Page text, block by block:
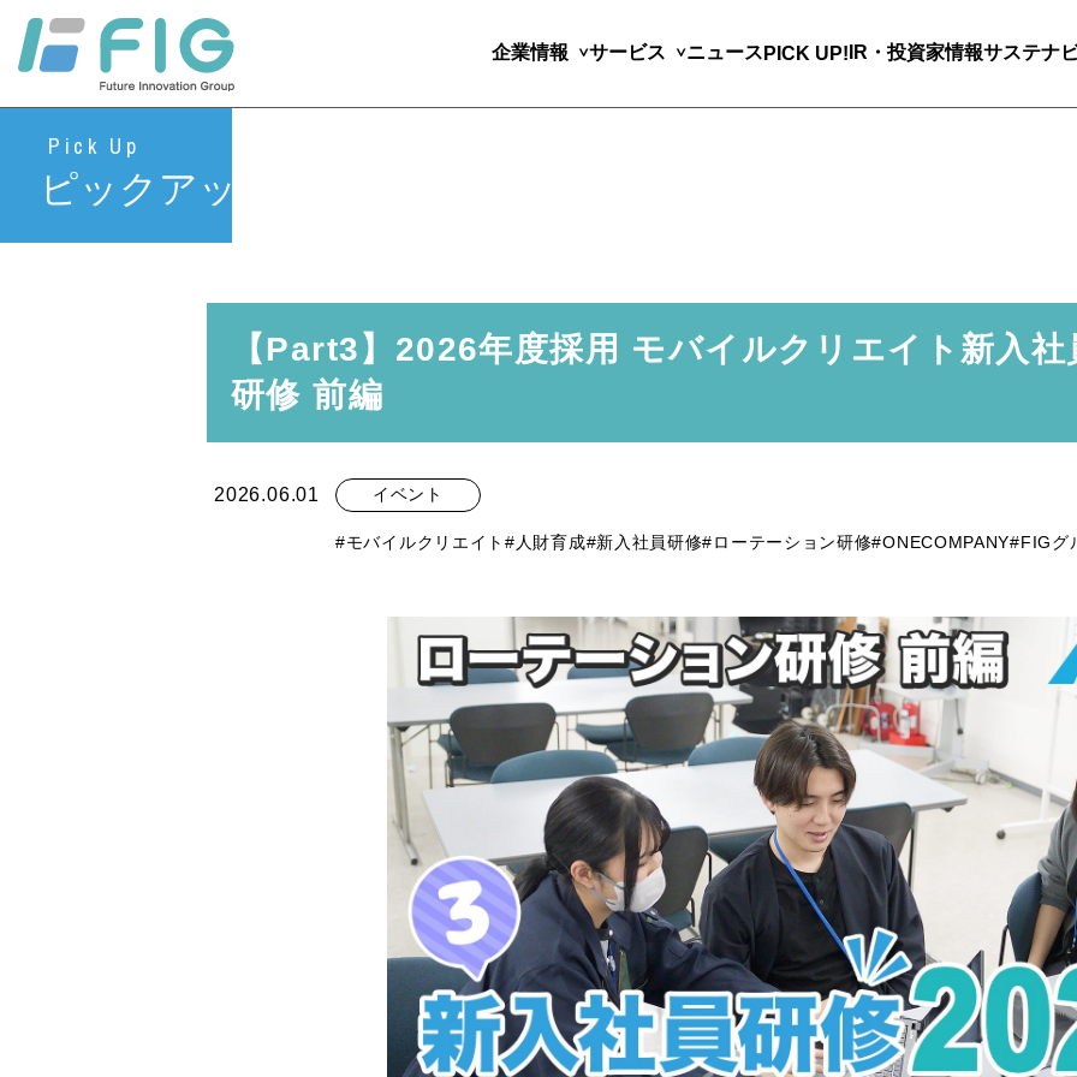
企業情報 サービス ニュース PICK UP! IR・投資家情報サステナ
Pick Up
ピックアップ
【Part3】2026年度採用 モバイルクリエイト新入
研修 前編
2026.06.01 イベント
#モバイルクリエイト #人財育成#新入社員研修#ローテーション研修#ONECOMPANY#FIGグ